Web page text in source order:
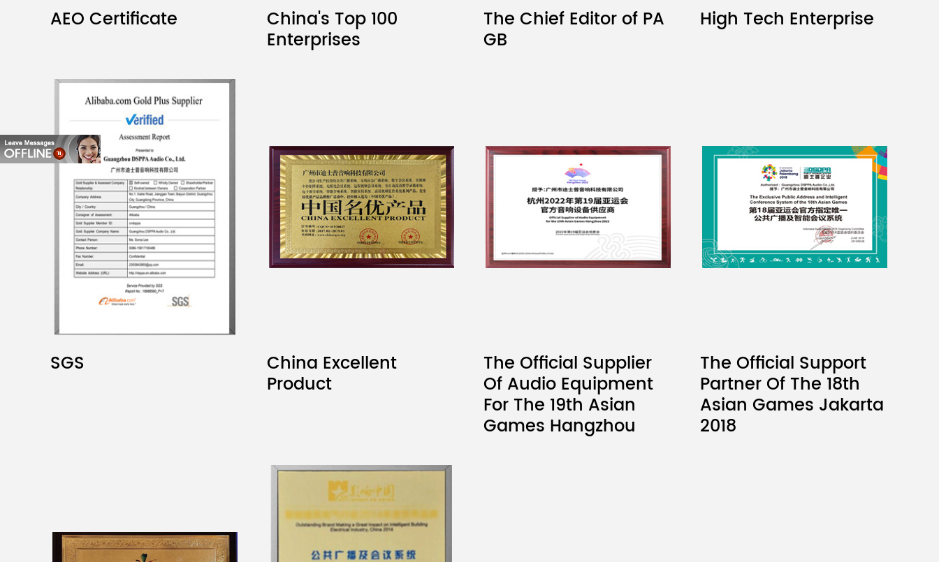
AEO Certificate China's Top 100
Enterprises
The Chief Editor of PA
GB
High Tech Enterprise
SGS China Excellent
Product
The Official Supplier
Of Audio Equipment
For The 19th Asian
Games Hangzhou
The Official Support
Partner Of The 18th
Asian Games Jakarta
2018